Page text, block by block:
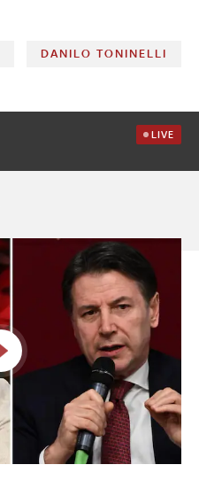
DANILO TONINELLI
LIVE